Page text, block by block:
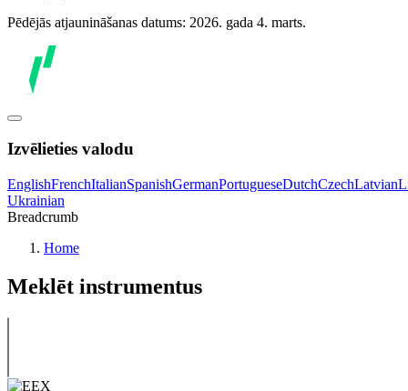
Pēdējās atjaunināšanas datums: 2026. gada 4. marts.
Izvēlieties valodu
EnglishFrenchItalianSpanishGermanPortugueseDutchCzechLatvian
Ukrainian
Breadcrumb
Home
Meklēt instrumentus